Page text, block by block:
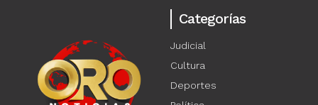
Categorías
Judicial
Cultura
Deportes